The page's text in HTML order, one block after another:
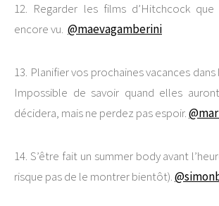
12. Regarder les films d’Hitchcock que
encore vu. @maevagamberini
13. Planifier vos prochaines vacances
Impossible de savoir quand elles
décidera, mais ne perdez pas espoir.
14. S’être fait un summer body avant
risque pas de le montrer bientôt).